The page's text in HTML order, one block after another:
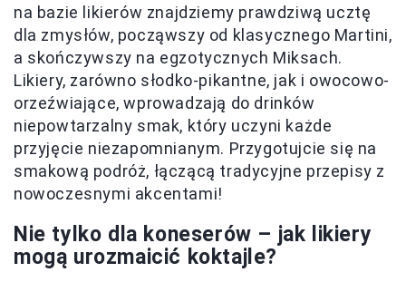
na bazie likierów znajdziemy prawdziwą ucztę
dla zmysłów, począwszy od klasycznego Martini,
a skończywszy na egzotycznych Miksach.
Likiery, zarówno słodko-pikantne, jak i owocowo-
orzeźwiające, wprowadzają do drinków
niepowtarzalny smak, który uczyni każde
przyjęcie niezapomnianym. Przygotujcie się na
smakową podróż, łączącą tradycyjne przepisy z
nowoczesnymi akcentami!
Nie tylko dla koneserów – jak likiery
mogą urozmaicić koktajle?